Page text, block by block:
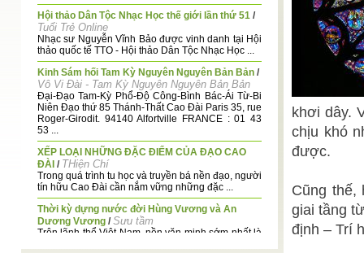
Hội thảo Dân Tộc Nhạc Học thế giới lần thứ 51 /
Tuổi Trẻ Online
Nhạc sư Nguyễn Vĩnh Bảo được vinh danh tại Hội
thảo quốc tế TTO - Hội thảo Dân Tộc Nhạc Học ...
Kinh Sám hối Tam Kỳ Nguyên Nguyên Bản Bản /
Vô Vi Đài - Tam Kỳ Nguyên Nguyên Bản Bản
Đại-Đạo Tam-Kỳ Phổ-Độ Công-Bình Bác-Ái Từ-Bi
Niên Đạo thứ 85 Thánh-Thất Cao Đài Paris 35, rue
Roger-Girodit. 94140 Alfortville FRANCE : 01 43
53 ...
XẾP LOẠI NHỮNG ĐẶC ĐIỂM CỦA ĐẠO CAO
ĐÀI / THiện Chí
Trong quá trình tu học và truyền bá nền đạo, người
tín hữu Cao Đài cần nắm vững những đặc ...
Thời kỳ dựng nước đời Hùng Vương và An
Dương Vương /Sưu tầm
Trên lãnh thổ Việt Nam, nền văn minh sớm nhất là
khơi dây.
chịu khó
được.
Cũng thế,
giai tầng
định – Trí